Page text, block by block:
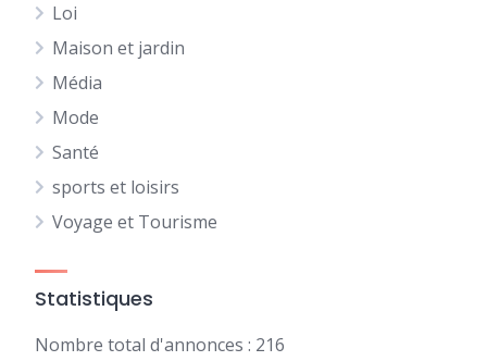
Loi
Maison et jardin
Média
Mode
Santé
sports et loisirs
Voyage et Tourisme
Statistiques
Nombre total d'annonces : 216